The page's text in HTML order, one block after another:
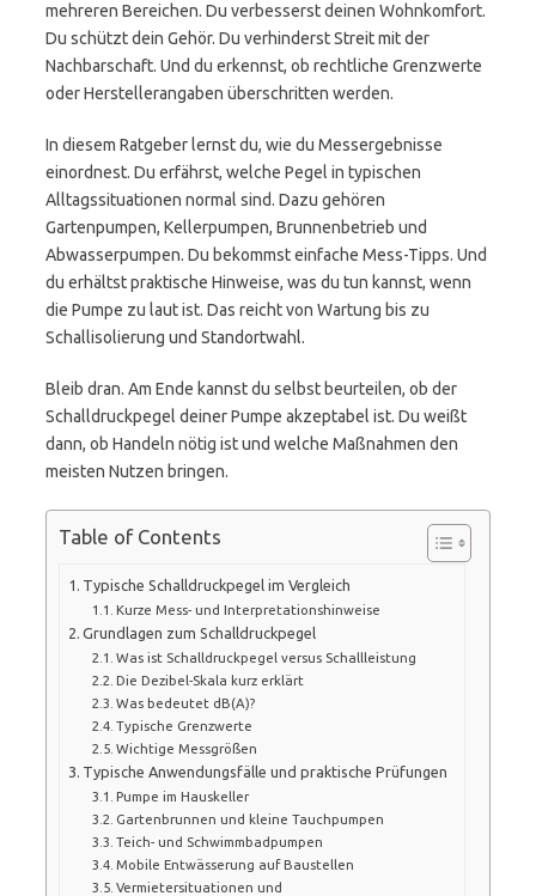
mehreren Bereichen. Du verbesserst deinen Wohnkomfort.
Du schützt dein Gehör. Du verhinderst Streit mit der
Nachbarschaft. Und du erkennst, ob rechtliche Grenzwerte
oder Herstellerangaben überschritten werden.
In diesem Ratgeber lernst du, wie du Messergebnisse
einordnest. Du erfährst, welche Pegel in typischen
Alltagssituationen normal sind. Dazu gehören
Gartenpumpen, Kellerpumpen, Brunnenbetrieb und
Abwasserpumpen. Du bekommst einfache Mess-Tipps. Und
du erhältst praktische Hinweise, was du tun kannst, wenn
die Pumpe zu laut ist. Das reicht von Wartung bis zu
Schallisolierung und Standortwahl.
Bleib dran. Am Ende kannst du selbst beurteilen, ob der
Schalldruckpegel deiner Pumpe akzeptabel ist. Du weißt
dann, ob Handeln nötig ist und welche Maßnahmen den
meisten Nutzen bringen.
Table of Contents
Typische Schalldruckpegel im Vergleich
Kurze Mess- und Interpretationshinweise
Grundlagen zum Schalldruckpegel
Was ist Schalldruckpegel versus Schallleistung
Die Dezibel-Skala kurz erklärt
Was bedeutet dB(A)?
Typische Grenzwerte
Wichtige Messgrößen
Typische Anwendungsfälle und praktische Prüfungen
Pumpe im Hauskeller
Gartenbrunnen und kleine Tauchpumpen
Teich- und Schwimmbadpumpen
Mobile Entwässerung auf Baustellen
Vermietersituationen und